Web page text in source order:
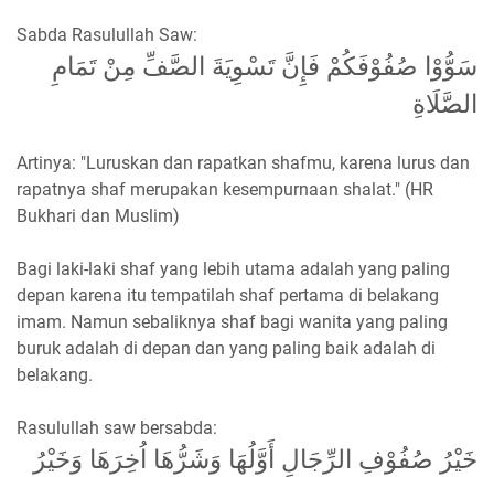
Sabda Rasulullah Saw:
سَوُّوْا صُفُوْفَكُمْ فَإِنَّ تَسْوِيَةَ الصَّفِّ مِنْ تَمَامِ
الصَّلَاةِ
Artinya: "Luruskan dan rapatkan shafmu, karena lurus dan
rapatnya shaf merupakan kesempurnaan shalat." (HR
Bukhari dan Muslim)
Bagi laki-laki shaf yang lebih utama adalah yang paling
depan karena itu tempatilah shaf pertama di belakang
imam. Namun sebaliknya shaf bagi wanita yang paling
buruk adalah di depan dan yang paling baik adalah di
belakang.
Rasulullah saw bersabda:
خَيْرُ صُفُوْفِ الرِّجَالِ أَوَّلُهَا وَشَرُّهَا اُخِرَهَا وَخَيْرُ